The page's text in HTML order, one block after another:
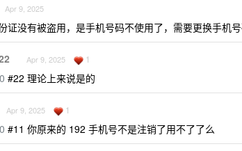
Apr 9, 2025
证没有被盗用，是手机号码不使用了，需要更换手机
Apr 9, 2025 1
#22 理论上来说是的
Apr 9, 2025 1
#11 你原来的 192 手机号不是注销了用不了了么